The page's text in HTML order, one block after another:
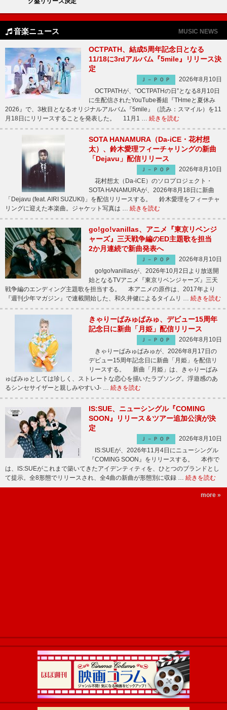
音楽ニュース MUSIC NEWS
OCTPATH、結成5周年記念日となる
11/18に3rdアルバム『5mile』リリース決
定
Ｊ－ＰＯＰ
2026年8月10日
OCTPATHが、“OCTPATHの日”となる8月10日
に生配信されたYouTube番組『THmeと夏休み
2026』で、3枚目となるオリジナルアルバム『5mile』（読み：スマイル）を11
月18日にリリースすることを発表した。 11月1 … 続きを読む
SOTA HANAMURA（Da-iCE・花村想
太）、鈴木愛理フィーチャリングの新曲
「Dejavu」配信リリース
Ｊ－ＰＯＰ
2026年8月10日
花村想太（Da-iCE）のソロプロジェクト・
SOTA HANAMURAが、2026年8月18日に新曲
「Dejavu (feat. AIRI SUZUKI)」を配信リリースする。 鈴木愛理をフィーチャ
リングに迎えた本楽曲。ジャケット写真は … 続きを読む
go!go!vanillas、アニメ『東京リベンジ
ャーズ』三天戦争編のED主題歌を担当
2か月連続で新曲発表へ
Ｊ－ＰＯＰ
2026年8月10日
go!go!vanillasが、2026年10月2日より放送開
始となるTVアニメ『東京リベンジャーズ』三天
戦争編のエンディング主題歌を担当する。 本アニメの原作は、2017年より
『週刊少年マガジン』で連載開始した、和久井健によるタイムリ … 続きを読む
きゃりーぱみゅぱみゅ、デビュー15周年
記念日に新曲「月姫」配信リリース
Ｊ－ＰＯＰ
2026年8月10日
きゃりーぱみゅぱみゅが、2026年8月17日の
デビュー15周年記念日に新曲「月姫」を配信リ
リースする。 新曲「月姫」は、きゃりーぱみ
ゅぱみゅとしては珍しく、ストレートな恋心を描いたラブソング。浮遊感のあ
るシンセサイザーと親しみやすいJ- … 続きを読む
IS:SUE、ニューシングル『COMING
SOON』リリース＆ツアー追加公演が決
定
Ｊ－ＰＯＰ
2026年8月10日
IS:SUEが、2026年11月4日にニューシングル
『COMING SOON』をリリースする。 本作で
は、IS:SUEがこれまで築いてきたアイデンティティを、ひとつのブランドとし
て提示。全8形態でリリースされ、全4曲の新曲が形態別に収録 … 続きを読む
more »